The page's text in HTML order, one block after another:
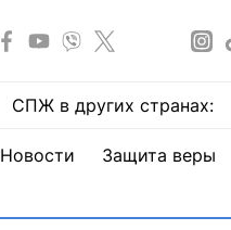
СПЖ в других странах:
Новости Защита веры